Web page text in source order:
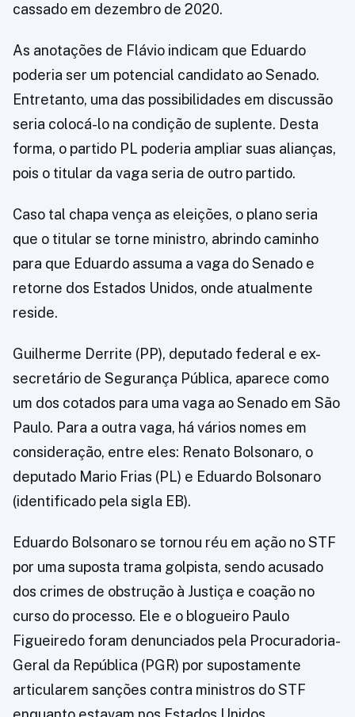
cassado em dezembro de 2020.
As anotações de Flávio indicam que Eduardo
poderia ser um potencial candidato ao Senado.
Entretanto, uma das possibilidades em discussão
seria colocá-lo na condição de suplente. Desta
forma, o partido PL poderia ampliar suas alianças,
pois o titular da vaga seria de outro partido.
Caso tal chapa vença as eleições, o plano seria
que o titular se torne ministro, abrindo caminho
para que Eduardo assuma a vaga do Senado e
retorne dos Estados Unidos, onde atualmente
reside.
Guilherme Derrite (PP), deputado federal e ex-
secretário de Segurança Pública, aparece como
um dos cotados para uma vaga ao Senado em São
Paulo. Para a outra vaga, há vários nomes em
consideração, entre eles: Renato Bolsonaro, o
deputado Mario Frias (PL) e Eduardo Bolsonaro
(identificado pela sigla EB).
Eduardo Bolsonaro se tornou réu em ação no STF
por uma suposta trama golpista, sendo acusado
dos crimes de obstrução à Justiça e coação no
curso do processo. Ele e o blogueiro Paulo
Figueiredo foram denunciados pela Procuradoria-
Geral da República (PGR) por supostamente
articularem sanções contra ministros do STF